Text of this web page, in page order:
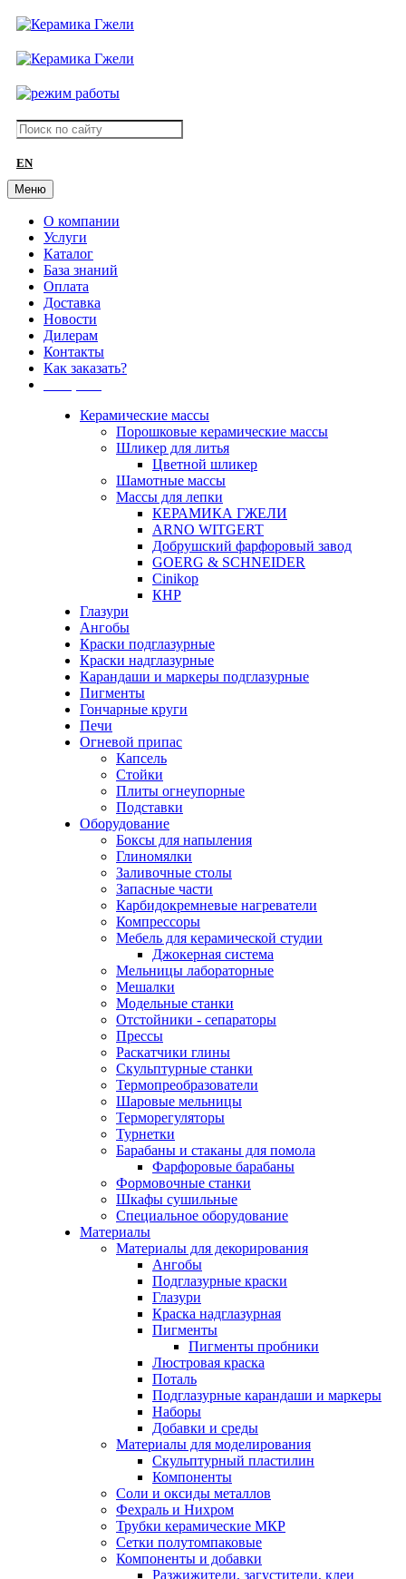
EN
Меню
О компании
Услуги
Каталог
База знаний
Оплата
Доставка
Новости
Дилерам
Контакты
Как заказать?
Керамические массы
Порошковые керамические массы
Шликер для литья
Цветной шликер
Шамотные массы
Массы для лепки
КЕРАМИКА ГЖЕЛИ
ARNO WITGERT
Добрушский фарфоровый завод
GOERG & SCHNEIDER
Cinikop
КНР
Глазури
Ангобы
Краски подглазурные
Краски надглазурные
Карандаши и маркеры подглазурные
Пигменты
Гончарные круги
Печи
Огневой припас
Капсель
Стойки
Плиты огнеупорные
Подставки
Оборудование
Боксы для напыления
Глиномялки
Заливочные столы
Запасные части
Карбидокремневые нагреватели
Компрессоры
Мебель для керамической студии
Джокерная система
Мельницы лабораторные
Мешалки
Модельные станки
Отстойники - сепараторы
Прессы
Раскатчики глины
Скульптурные станки
Термопреобразователи
Шаровые мельницы
Терморегуляторы
Турнетки
Барабаны и стаканы для помола
Фарфоровые барабаны
Формовочные станки
Шкафы сушильные
Специальное оборудование
Материалы
Материалы для декорирования
Ангобы
Подглазурные краски
Глазури
Краска надглазурная
Пигменты
Пигменты пробники
Люстровая краска
Поталь
Подглазурные карандаши и маркеры
Наборы
Добавки и среды
Материалы для моделирования
Скульптурный пластилин
Компоненты
Соли и оксиды металлов
Фехраль и Нихром
Трубки керамические МКР
Сетки полутомпаковые
Компоненты и добавки
Разжижители, загустители, клеи